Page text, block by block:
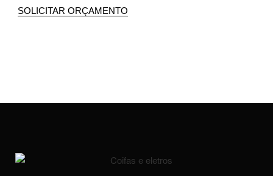
SOLICITAR ORÇAMENTO